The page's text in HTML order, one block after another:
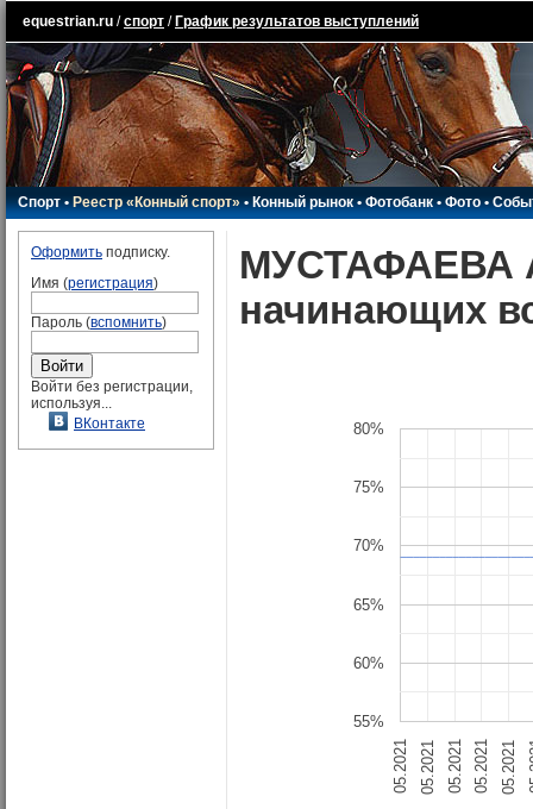
equestrian.ru /спорт / График результатов выступлений
Спорт•Реестр «Конный спорт»•Конный рынок•Фотобанк •Фото•
Оформить подписку.
Имя (регистрация)
Пароль (вспомнить)
Войти без регистрации,
используя...
ВКонтакте
МУСТАФАЕВА
начинающих
05.2021 05.2021 05.2021 05.2021 05.2021
55%
60%
65%
70%
75%
80%